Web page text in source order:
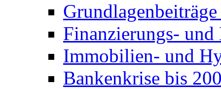
Finanzierungs-
Immobilien- und
Bankenkrise bis